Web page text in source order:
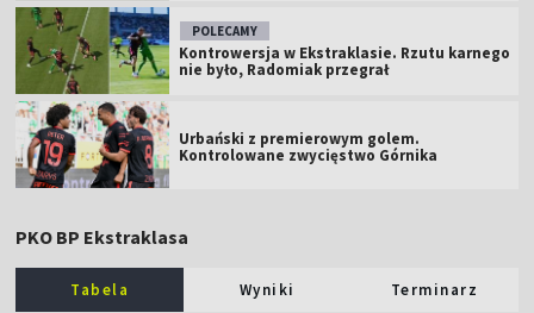
POLECAMY
Kontrowersja w Ekstraklasie. Rzutu karnego
nie było, Radomiak przegrał
Urbański z premierowym golem.
Kontrolowane zwycięstwo Górnika
PKO BP Ekstraklasa
Tabela Wyniki Terminarz